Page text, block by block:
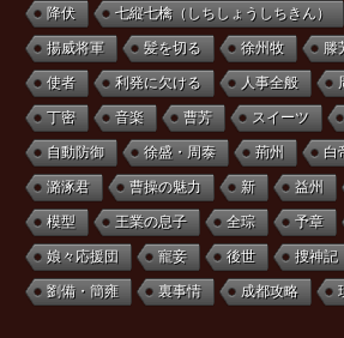
降伏 七縦七檎（しちしょうしちきん）
揚威将軍 髪を切る 徐州牧 滕
使者 利発に欠ける 人事全般
丁密 音楽 曹芳 スイーツ
自動防御 徐盛・周泰 荊州 白
潞涿君 曹操の魅力 新 益州
模型 王業の息子 全琮 予章
娘々応援団 寵妾 後世 捜神記
劉備・簡雍 裏事情 成都攻略